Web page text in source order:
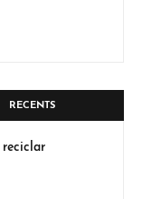
RECENTS
reciclar